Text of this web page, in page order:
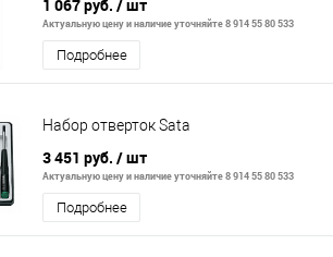
1 067 руб. / шт
Актуальную цену и наличие уточняйте 8 914 55 80 533
Подробнее
Набор отверток Sata
3 451 руб. / шт
Актуальную цену и наличие уточняйте 8 914 55 80 533
Подробнее